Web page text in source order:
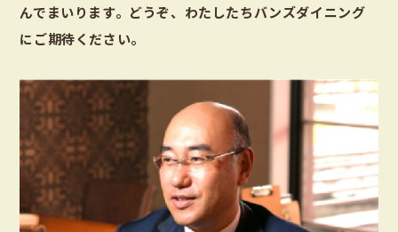
んでまいります。どうぞ、わたしたちバンズダイニング
にご期待ください。